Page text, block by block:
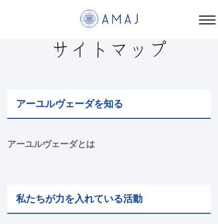
サイトマップ
アーユルヴェーダを知る
アーユルヴェーダとは
私たちが力を入れている活動